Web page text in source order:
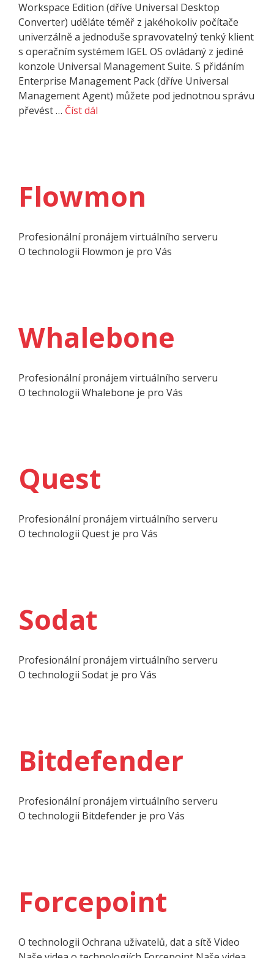
Workspace Edition (dříve Universal Desktop
Converter) uděláte téměř z jakéhokoliv počítače
univerzálně a jednoduše spravovatelný tenký klient
s operačním systémem IGEL OS ovládaný z jediné
konzole Universal Management Suite. S přidáním
Enterprise Management Pack (dříve Universal
Management Agent) můžete pod jednotnou správu
převést … Číst dál
Flowmon
Profesionální pronájem virtuálního serveru
O techno­logii Flowmon je pro Vás
Whalebone
Profesionální pronájem virtuálního serveru
O techno­logii Whalebone je pro Vás
Quest
Profesionální pronájem virtuálního serveru
O techno­logii Quest je pro Vás
Sodat
Profesionální pronájem virtuálního serveru
O techno­logii Sodat je pro Vás
Bitdefender
Profesionální pronájem virtuálního serveru
O techno­logii Bitdefender je pro Vás
Forcepoint
O techno­logii Ochrana uživatelů, dat a sítě Video